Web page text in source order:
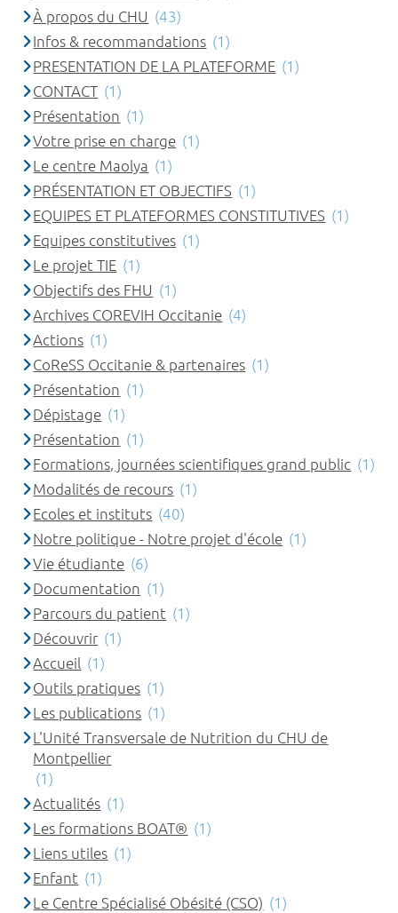
À propos du CHU (43)
Infos & recommandations (1)
PRESENTATION DE LA PLATEFORME (1)
CONTACT (1)
Présentation (1)
Votre prise en charge (1)
Le centre Maolya (1)
PRÉSENTATION ET OBJECTIFS (1)
EQUIPES ET PLATEFORMES CONSTITUTIVES (1)
Equipes constitutives (1)
Le projet TIE (1)
Objectifs des FHU (1)
Archives COREVIH Occitanie (4)
Actions (1)
CoReSS Occitanie & partenaires (1)
Présentation (1)
Dépistage (1)
Présentation (1)
Formations, journées scientifiques grand public (1)
Modalités de recours (1)
Ecoles et instituts (40)
Notre politique - Notre projet d'école (1)
Vie étudiante (6)
Documentation (1)
Parcours du patient (1)
Découvrir (1)
Accueil (1)
Outils pratiques (1)
Les publications (1)
L'Unité Transversale de Nutrition du CHU de
Montpellier
(1)
Actualités (1)
Les formations BOAT® (1)
Liens utiles (1)
Enfant (1)
Le Centre Spécialisé Obésité (CSO) (1)